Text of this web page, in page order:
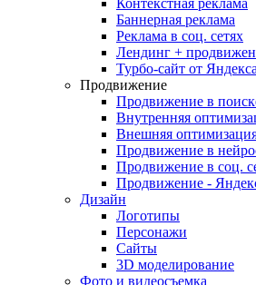
Контекстная реклама
Баннерная реклама
Реклама в соц. сетях
Лендинг +
Турбо-сайт от Яндекса
Продвижение
Продвижение в
Внутренняя
Внешняя
Продвижение в
Продвижение в соц.
Продвижение -
Дизайн
Логотипы
Персонажи
Сайты
3D моделирование
Фото и видеосъемка